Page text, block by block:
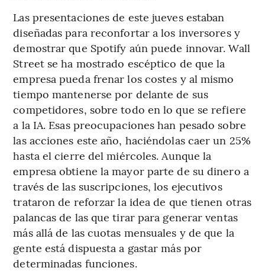
Las presentaciones de este jueves estaban
diseñadas para reconfortar a los inversores y
demostrar que Spotify aún puede innovar. Wall
Street se ha mostrado escéptico de que la
empresa pueda frenar los costes y al mismo
tiempo mantenerse por delante de sus
competidores, sobre todo en lo que se refiere
a la IA. Esas preocupaciones han pesado sobre
las acciones este año, haciéndolas caer un 25%
hasta el cierre del miércoles. Aunque la
empresa obtiene la mayor parte de su dinero a
través de las suscripciones, los ejecutivos
trataron de reforzar la idea de que tienen otras
palancas de las que tirar para generar ventas
más allá de las cuotas mensuales y de que la
gente está dispuesta a gastar más por
determinadas funciones.